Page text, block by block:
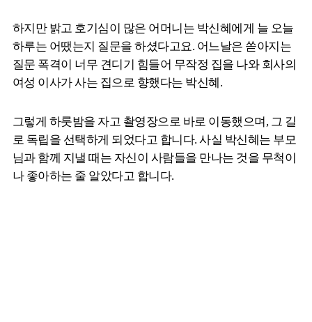
하지만 밝고 호기심이 많은 어머니는 박신혜에게 늘 오늘
하루는 어땠는지 질문을 하셨다고요. 어느날은 쏟아지는
질문 폭격이 너무 견디기 힘들어 무작정 집을 나와 회사의
여성 이사가 사는 집으로 향했다는 박신혜.
그렇게 하룻밤을 자고 촬영장으로 바로 이동했으며, 그 길
로 독립을 선택하게 되었다고 합니다. 사실 박신혜는 부모
님과 함께 지낼 때는 자신이 사람들을 만나는 것을 무척이
나 좋아하는 줄 알았다고 합니다.